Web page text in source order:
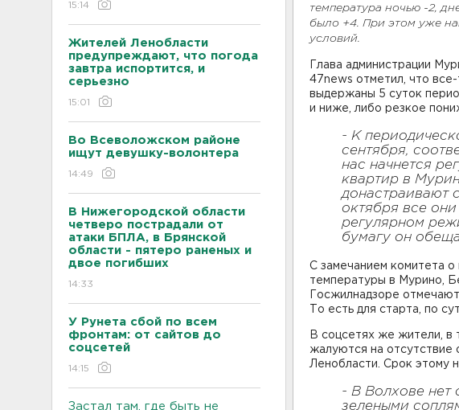
15:14
Жителей Ленобласти
предупреждают, что погода
завтра испортится, и
серьезно
15:01
Во Всеволожском районе
ищут девушку-волонтера
14:49
В Нижегородской области
четверо пострадали от
атаки БПЛА, в Брянской
области - пятеро раненых и
двое погибших
14:33
У Рунета сбой по всем
фронтам: от сайтов до
соцсетей
14:15
Застал там, где быть не
температура ночью -2,
было +4. При этом уже
условий.
Глава администрации
47news отметил, что
выдержаны 5 суток
и ниже, либо резкое
- К
сентября,
нас начнется
квартир в
донастраивают
октября все
регулярном
бумагу он
С замечанием комитета
температуры в Мурино,
Госжилнадзоре
То есть для старта, по
В соцсетях же жители, в
жалуются на отсутствие
Ленобласти. Срок этому
- В Волхове нет
зелеными